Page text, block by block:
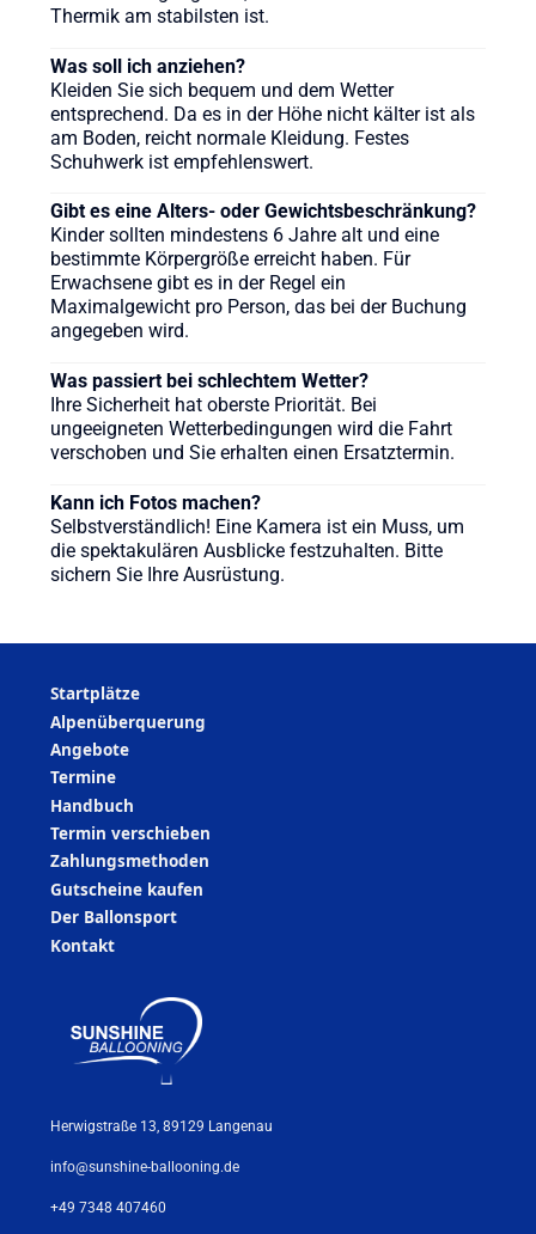
Thermik am stabilsten ist.
Was soll ich anziehen?
Kleiden Sie sich bequem und dem Wetter
entsprechend. Da es in der Höhe nicht kälter ist als
am Boden, reicht normale Kleidung. Festes
Schuhwerk ist empfehlenswert.
Gibt es eine Alters- oder Gewichtsbeschränkung?
Kinder sollten mindestens 6 Jahre alt und eine
bestimmte Körpergröße erreicht haben. Für
Erwachsene gibt es in der Regel ein
Maximalgewicht pro Person, das bei der Buchung
angegeben wird.
Was passiert bei schlechtem Wetter?
Ihre Sicherheit hat oberste Priorität. Bei
ungeeigneten Wetterbedingungen wird die Fahrt
verschoben und Sie erhalten einen Ersatztermin.
Kann ich Fotos machen?
Selbstverständlich! Eine Kamera ist ein Muss, um
die spektakulären Ausblicke festzuhalten. Bitte
sichern Sie Ihre Ausrüstung.
Startplätze
Alpenüberquerung
Angebote
Termine
Handbuch
Termin verschieben
Zahlungsmethoden
Gutscheine kaufen
Der Ballonsport
Kontakt
Herwigstraße 13, 89129 Langenau
info@sunshine-ballooning.de
+49 7348 407460